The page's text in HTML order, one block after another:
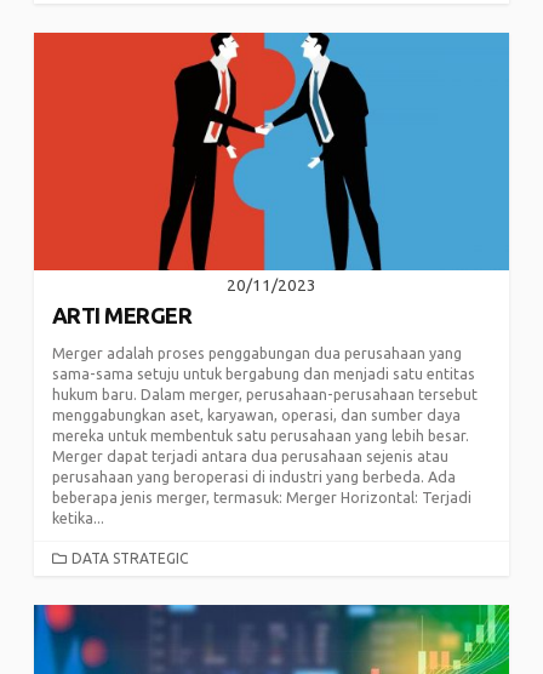
20/11/2023
ARTI MERGER
Merger adalah proses penggabungan dua perusahaan yang
sama-sama setuju untuk bergabung dan menjadi satu entitas
hukum baru. Dalam merger, perusahaan-perusahaan tersebut
menggabungkan aset, karyawan, operasi, dan sumber daya
mereka untuk membentuk satu perusahaan yang lebih besar.
Merger dapat terjadi antara dua perusahaan sejenis atau
perusahaan yang beroperasi di industri yang berbeda. Ada
beberapa jenis merger, termasuk: Merger Horizontal: Terjadi
ketika...
CATEGORIES
DATA STRATEGIC